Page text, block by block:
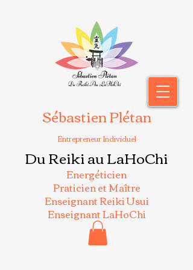
Sébastien Plétan
Entrepreneur Individuel
Du Reiki au LaHoChi
Energéticien
Praticien et Maître
Enseignant Reiki Usui
Enseignant LaHoChi